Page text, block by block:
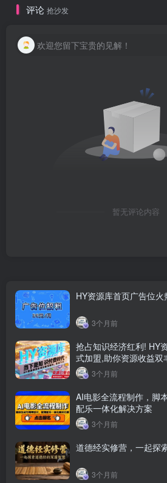
评论 抢沙发
欢迎您留下宝贵的见解！
暂无评论内容
HY资源库首页广告位火
3个月前
抢占知识经济红利! HY
式加盟,助你资源收益双
3个月前
AI电影全流程制作，脚
配乐一体化解决方案
3个月前
道德经实修营，一起探
3个月前